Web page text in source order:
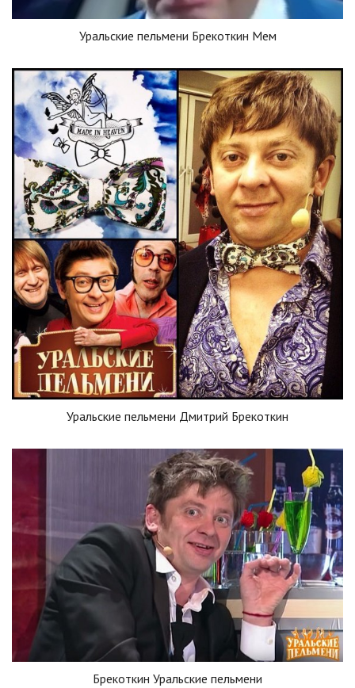
Уральские пельмени Брекоткин Мем
Уральские пельмени Дмитрий Брекоткин
Брекоткин Уральские пельмени